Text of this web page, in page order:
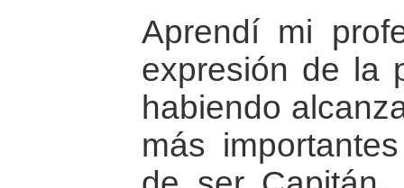
Aprendí mi
expresión de la
habiendo
más